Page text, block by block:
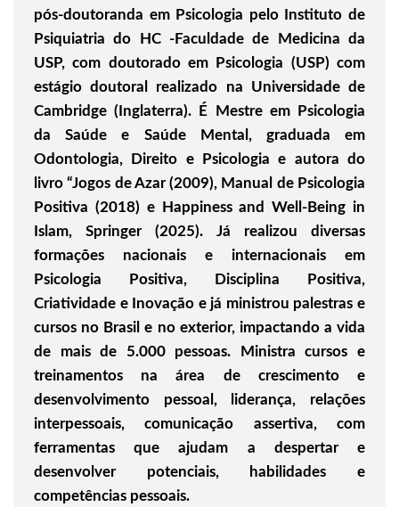
pós-doutoranda em Psicologia pelo Instituto de
Psiquiatria do HC -Faculdade de Medicina da
USP, com doutorado em Psicologia (USP) com
estágio doutoral realizado na Universidade de
Cambridge (Inglaterra). É Mestre em Psicologia
da Saúde e Saúde Mental, graduada em
Odontologia, Direito e Psicologia e autora do
livro “Jogos de Azar (2009), Manual de Psicologia
Positiva (2018) e Happiness and Well-Being in
Islam, Springer (2025). Já realizou diversas
formações nacionais e internacionais em
Psicologia Positiva, Disciplina Positiva,
Criatividade e Inovação e já ministrou palestras e
cursos no Brasil e no exterior, impactando a vida
de mais de 5.000 pessoas. Ministra cursos e
treinamentos na área de crescimento e
desenvolvimento pessoal, liderança, relações
interpessoais, comunicação assertiva, com
ferramentas que ajudam a despertar e
desenvolver potenciais, habilidades e
competências pessoais.